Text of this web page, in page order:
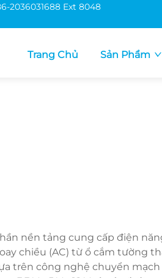
2036031688 Ext 8048
Trang Chủ Sản Phẩm
nền tảng cung cấp điện
chiều (AC) từ ổ cắm tường
trên công nghệ chuyển